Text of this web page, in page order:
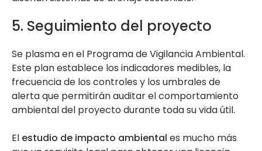
5. Seguimiento del proyecto
Se plasma en el Programa de Vigilancia Ambiental.
Este plan establece los indicadores medibles, la
frecuencia de los controles y los umbrales de
alerta que permitirán auditar el comportamiento
ambiental del proyecto durante toda su vida útil.
El estudio de impacto ambiental es mucho más